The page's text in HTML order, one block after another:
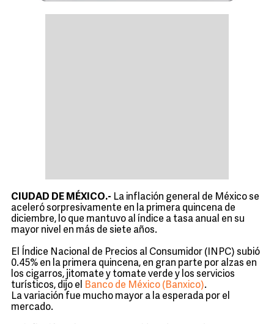
CIUDAD DE MÉXICO.- La inflación general de México se
aceleró sorpresivamente en la primera quincena de
diciembre, lo que mantuvo al índice a tasa anual en su
mayor nivel en más de siete años.
El Índice Nacional de Precios al Consumidor (INPC) subió
0.45% en la primera quincena, en gran parte por alzas en
los cigarros, jitomate y tomate verde y los servicios
turísticos, dijo el
Banco de México (Banxico).
La variación fue mucho mayor a la esperada por el
mercado.